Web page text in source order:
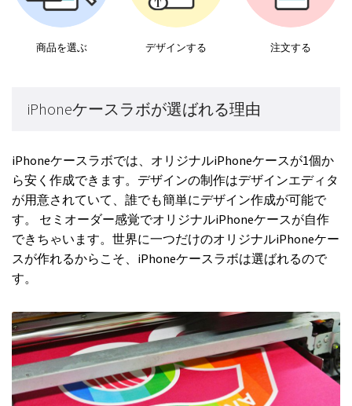
商品を選ぶ デザインする 注文する
iPhoneケースラボが選ばれる理由
iPhoneケースラボでは、オリジナルiPhoneケースが1個か
ら安く作成できます。デザインの制作はデザインエディタ
が用意されていて、誰でも簡単にデザイン作成が可能で
す。 セミオーダー感覚でオリジナルiPhoneケースが自作
できちゃいます。世界に一つだけのオリジナルiPhoneケー
スが作れるからこそ、iPhoneケースラボは選ばれるので
す。